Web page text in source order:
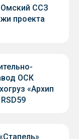
ССЗ
проекта
ОСК
«Архип